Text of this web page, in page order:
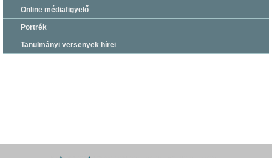
Online médiafigyelő
Portrék
Tanulmányi versenyek hírei